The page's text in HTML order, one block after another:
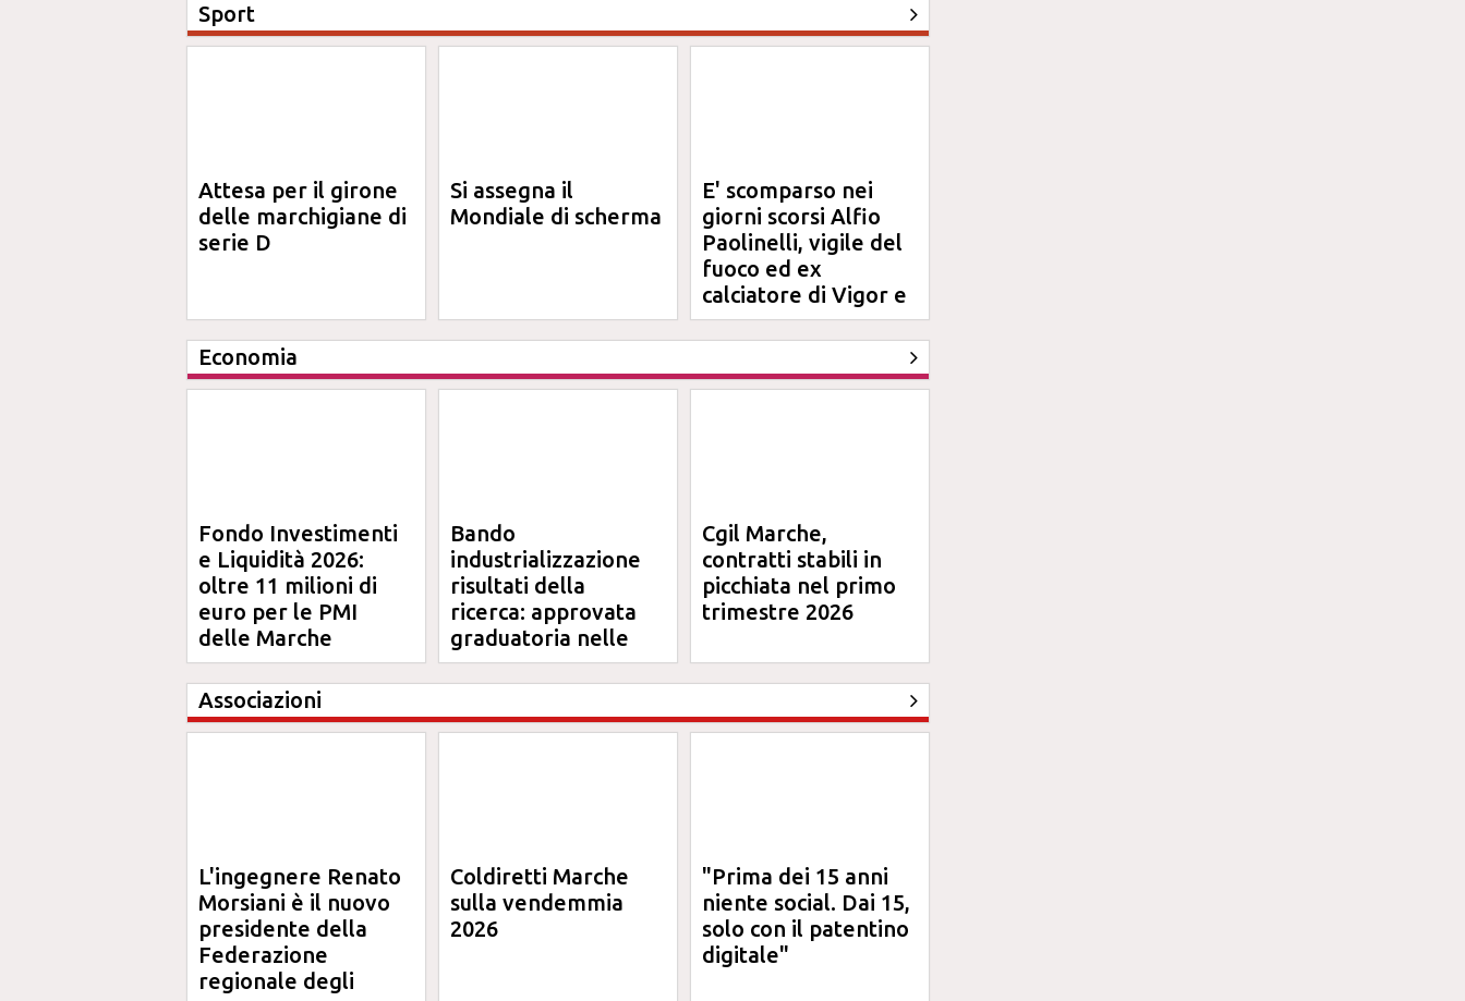
Sport
Attesa per il girone
delle marchigiane di
serie D
Si assegna il
Mondiale di scherma
E' scomparso nei
giorni scorsi Alfio
Paolinelli, vigile del
fuoco ed ex
calciatore di Vigor e
Jesina
Economia
Fondo Investimenti
e Liquidità 2026:
oltre 11 milioni di
euro per le PMI
delle Marche
Bando
industrializzazione
risultati della
ricerca: approvata
graduatoria nelle
Marche
Cgil Marche,
contratti stabili in
picchiata nel primo
trimestre 2026
Associazioni
L'ingegnere Renato
Morsiani è il nuovo
presidente della
Federazione
regionale degli
Coldiretti Marche
sulla vendemmia
2026
"Prima dei 15 anni
niente social. Dai 15,
solo con il patentino
digitale"